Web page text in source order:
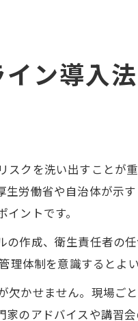
ン導入法
クを洗い出すことが
労働省や自治体が示
ントです。
作成、衛生責任者の
理体制を意識するとよい
かせません。現場ご
のアドバイスや講習会